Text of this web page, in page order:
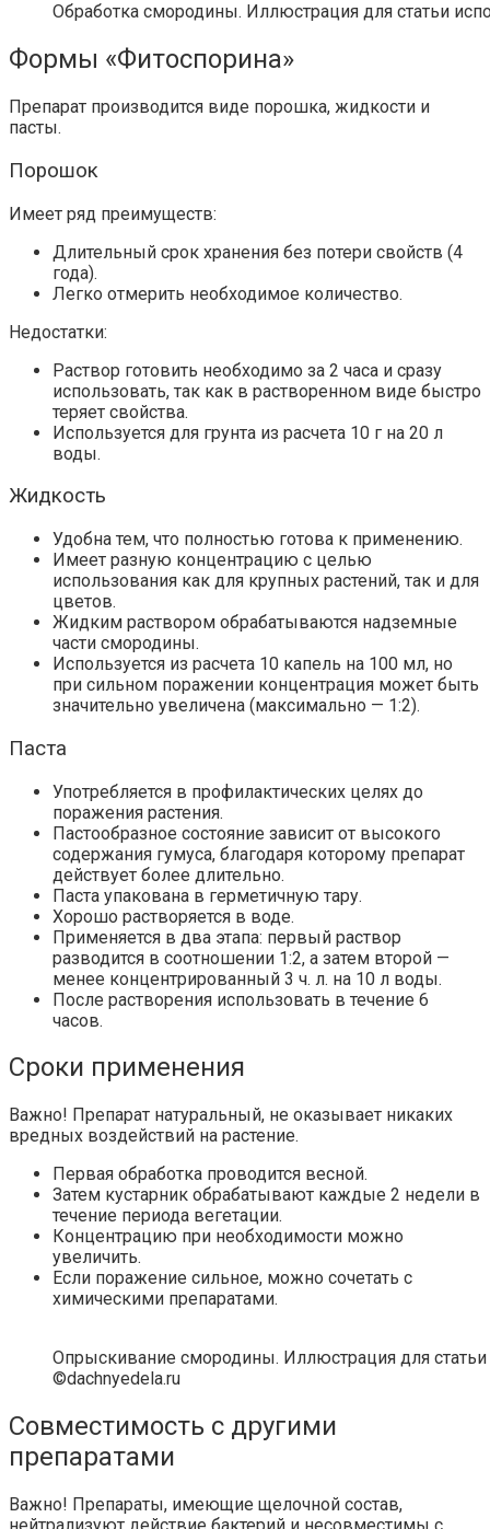
Обработка смородины. Иллюстрация для статьи
Формы «Фитоспорина»
Препарат производится виде порошка, жидкости и
пасты.
Порошок
Имеет ряд преимуществ:
Длительный срок хранения без потери свойств (4
года).
Легко отмерить необходимое количество.
Недостатки:
Раствор готовить необходимо за 2 часа и сразу
использовать, так как в растворенном виде быстро
теряет свойства.
Используется для грунта из расчета 10 г на 20 л
воды.
Жидкость
Удобна тем, что полностью готова к применению.
Имеет разную концентрацию с целью
использования как для крупных растений, так и для
цветов.
Жидким раствором обрабатываются надземные
части смородины.
Используется из расчета 10 капель на 100 мл, но
при сильном поражении концентрация может быть
значительно увеличена (максимально — 1:2).
Паста
Употребляется в профилактических целях до
поражения растения.
Пастообразное состояние зависит от высокого
содержания гумуса, благодаря которому препарат
действует более длительно.
Паста упакована в герметичную тару.
Хорошо растворяется в воде.
Применяется в два этапа: первый раствор
разводится в соотношении 1:2, а затем второй —
менее концентрированный 3 ч. л. на 10 л воды.
После растворения использовать в течение 6
часов.
Сроки применения
Важно! Препарат натуральный, не оказывает никаких
вредных воздействий на растение.
Первая обработка проводится весной.
Затем кустарник обрабатывают каждые 2 недели в
течение периода вегетации.
Концентрацию при необходимости можно
увеличить.
Если поражение сильное, можно сочетать с
химическими препаратами.
Опрыскивание смородины. Иллюстрация для статьи
©dachnyedela.ru
Совместимость с другими
препаратами
Важно! Препараты, имеющие щелочной состав,